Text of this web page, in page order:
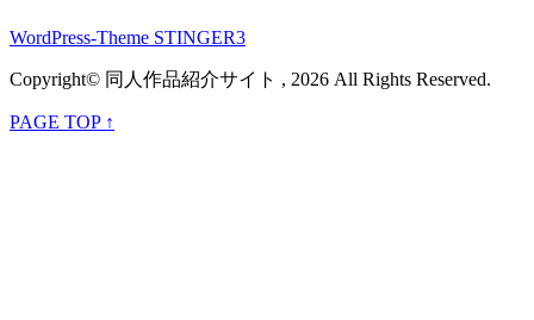
WordPress-Theme STINGER3
Copyright© 同人作品紹介サイト , 2026 All Rights Reserved.
PAGE TOP ↑